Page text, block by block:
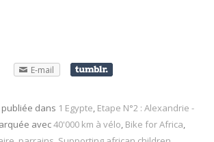
E-mail
dans 1 Egypte, Etape N°2 : Alexandrie -
avec40'000 km à vélo, Bike for Africa,